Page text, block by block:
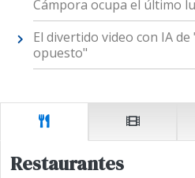
Cámpora ocupa el último
El divertido video con IA
opuesto"
Restaurantes